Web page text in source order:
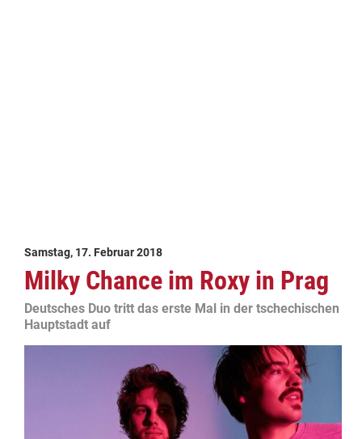
Samstag, 17. Februar 2018
Milky Chance im Roxy in Prag
Deutsches Duo tritt das erste Mal in der tschechischen
Hauptstadt auf